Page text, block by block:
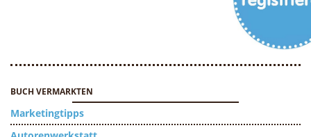
BUCH VERMARKTEN
Marketingtipps